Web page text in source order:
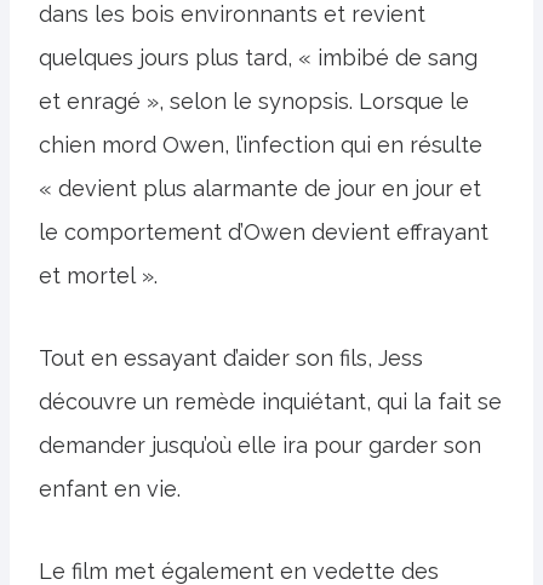
dans les bois environnants et revient
quelques jours plus tard, « imbibé de sang
et enragé », selon le synopsis. Lorsque le
chien mord Owen, l’infection qui en résulte
« devient plus alarmante de jour en jour et
le comportement d’Owen devient effrayant
et mortel ».
Tout en essayant d’aider son fils, Jess
découvre un remède inquiétant, qui la fait se
demander jusqu’où elle ira pour garder son
enfant en vie.
Le film met également en vedette des